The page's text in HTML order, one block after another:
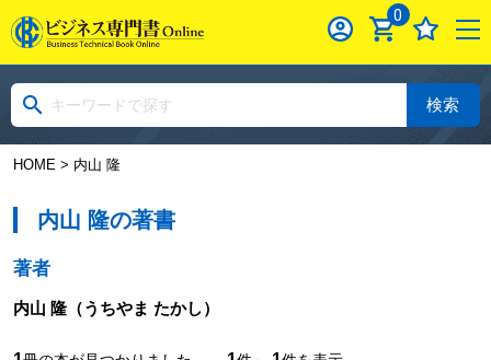
0
検索
HOME> 内山 隆
内山 隆の著書
著者
内山 隆（うちやま たかし）